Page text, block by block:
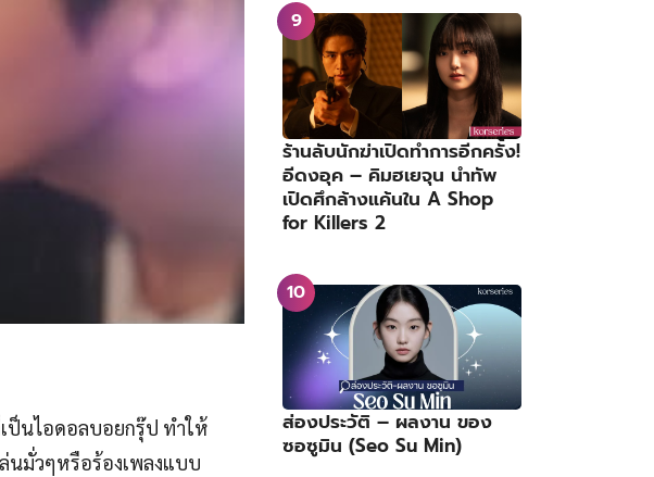
ป็นไอดอลบอยกรุ๊ป ทำให้
นมั่วๆหรือร้องเพลงแบบ
ร้านลับนักฆ่าเปิดทำการอีกครั้ง!
อีดงอุค – คิมฮเยจุน นำทัพ
เปิดศึกล้างแค้นใน A Shop
for Killers 2
ส่องประวัติ – ผลงาน ของ
ซอซูมิน (Seo Su Min)